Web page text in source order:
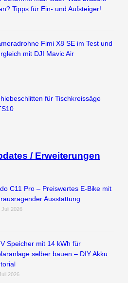
Tipps für Ein- und Aufsteiger!
Fimi X8 SE im Test und
mit DJI Mavic Air
für Tischkreissäge
/ Erweiterungen
C11 Pro – Preiswertes E-Bike mit
Ausstattung
Juli 2026
Speicher mit 14 kWh für
selber bauen – DIY Akku
2026